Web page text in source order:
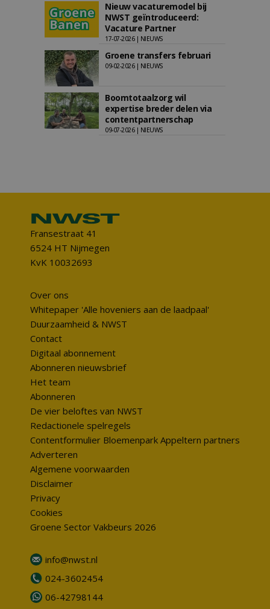
Nieuw vacaturemodel bij
NWST geïntroduceerd:
Vacature Partner
17-07-2026 | NIEUWS
Groene transfers februari
09-02-2026 | NIEUWS
Boomtotaalzorg wil
expertise breder delen via
contentpartnerschap
09-07-2026 | NIEUWS
Fransestraat 41
6524 HT Nijmegen
KvK 10032693
Over ons
Whitepaper 'Alle hoveniers aan de laadpaal'
Duurzaamheid & NWST
Contact
Digitaal abonnement
Abonneren nieuwsbrief
Het team
Abonneren
De vier beloftes van NWST
Redactionele spelregels
Contentformulier Bloemenpark Appeltern partners
Adverteren
Algemene voorwaarden
Disclaimer
Privacy
Cookies
Groene Sector Vakbeurs 2026
info@nwst.nl
024-3602454
06-42798144